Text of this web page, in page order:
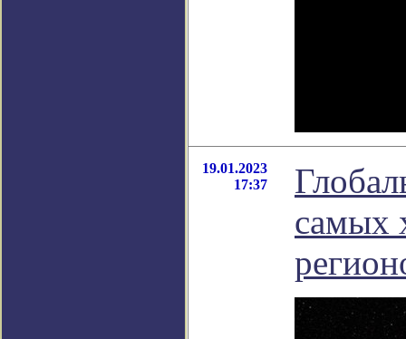
19.01.2023
17:37
самых